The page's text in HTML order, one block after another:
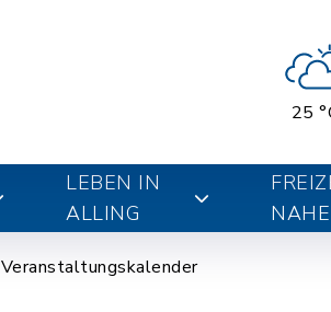
25
LEBEN IN
ALLING
Veranstaltungskalender